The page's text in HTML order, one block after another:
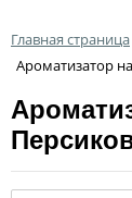
Главная страница
Ароматизатор